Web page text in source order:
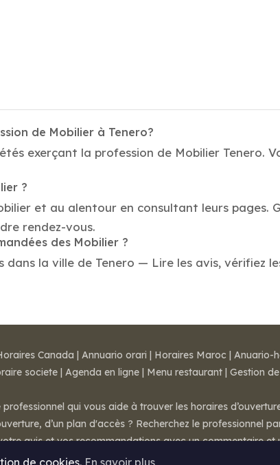
de Mobilier à Tenero?
exerçant la profession de Mobilier Tenero.
?
et au alentour en consultant leurs pages.
rendez-vous.
des Mobilier ?
dans la ville de Tenero — Lire les avis, vérifiez
de cookies. En savoir plus
Canada | Annuario orari | Horaires Maroc | Anuario-
societe | Agenda en ligne | Menu restaurant | Gestion
qui vous aide à trouver les horaires
d’un plan d'accès ? Recherchez le professionnel
avis et vos recommandations avec un commentaire et